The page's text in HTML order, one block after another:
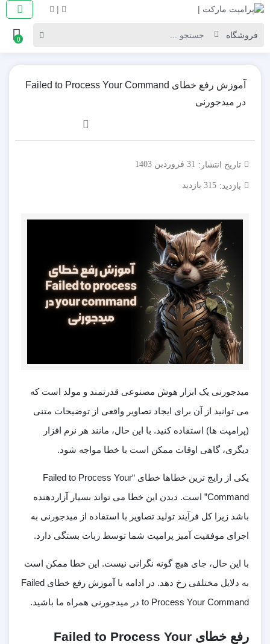
|
0
آموزش رفع خطای Failed to Process Your Command
در میدجورنی
تاریخ انتشار: 31 فروردین 1403
بازدید: 315 بازدید
میدجورنی یک ابزار هوش مصنوعی قدرتمند و مولد است که
می توانید از آن برای ایجاد تصاویر واقعی از توضیحات متنی
(پرامپت ها) استفاده کنید. با این حال، مانند هر نرم افزار
دیگری، گاهی اوقات ممکن است با خطا مواجه شود.
یکی از رایج ترین خطاها خطای “Failed to Process Your
Command” است. دیدن این خطا می تواند بسیار آزاردهنده
باشد زیرا کل فرآیند تولید تصاویر با استفاده از میدجورنی به
اجرای موفقیت آمیز پرامپت شما توسط ربات بستگی دارد.
با این حال، جای هیچ گونه نگرانی نیست. این خطا ممکن است
به دلایل مختلفی رخ دهد. در ادامه با آموزش رفع خطای Failed
to Process Your Command در میدجورنی همراه ما باشید.
رفع خطای Failed to Process Your